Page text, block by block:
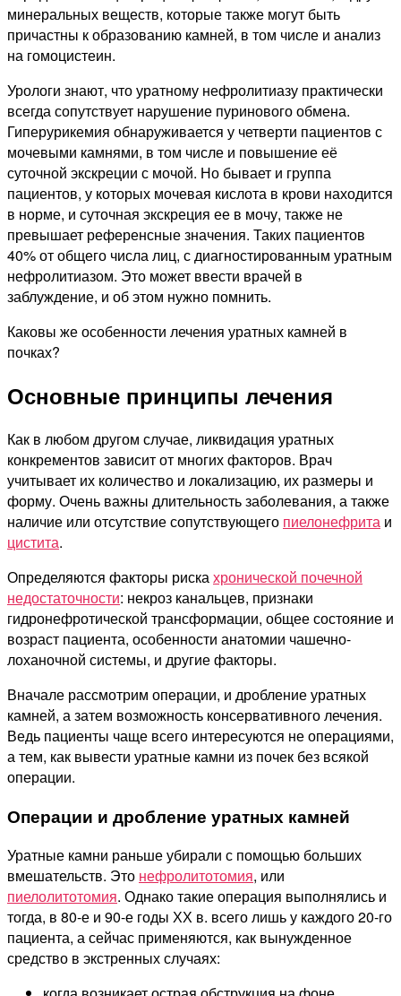
минеральных веществ, которые также могут быть
причастны к образованию камней, в том числе и анализ
на гомоцистеин.
Урологи знают, что уратному нефролитиазу практически
всегда сопутствует нарушение пуринового обмена.
Гиперурикемия обнаруживается у четверти пациентов с
мочевыми камнями, в том числе и повышение её
суточной экскреции с мочой. Но бывает и группа
пациентов, у которых мочевая кислота в крови находится
в норме, и суточная экскреция ее в мочу, также не
превышает референсные значения. Таких пациентов
40% от общего числа лиц, с диагностированным уратным
нефролитиазом. Это может ввести врачей в
заблуждение, и об этом нужно помнить.
Каковы же особенности лечения уратных камней в
почках?
Основные принципы лечения
Как в любом другом случае, ликвидация уратных
конкрементов зависит от многих факторов. Врач
учитывает их количество и локализацию, их размеры и
форму. Очень важны длительность заболевания, а также
наличие или отсутствие сопутствующего пиелонефрита и
цистита.
Определяются факторы рискахронической почечной
недостаточности: некроз канальцев, признаки
гидронефротической трансформации, общее состояние и
возраст пациента, особенности анатомии чашечно-
лоханочной системы, и другие факторы.
Вначале рассмотрим операции, и дробление уратных
камней, а затем возможность консервативного лечения.
Ведь пациенты чаще всего интересуются не операциями,
а тем, как вывести уратные камни из почек без всякой
операции.
Операции и дробление уратных камней
Уратные камни раньше убирали с помощью больших
вмешательств. Это нефролитотомия, или
пиелолитотомия. Однако такие операция выполнялись и
тогда, в 80-е и 90-е годы ХХ в. всего лишь у каждого 20-го
пациента, а сейчас применяются, как вынужденное
средство в экстренных случаях: